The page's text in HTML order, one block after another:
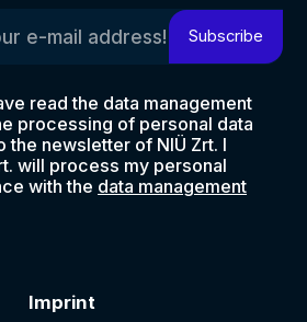
Subscribe
read the data management
processing of personal data
the newsletter of NIÜ Zrt. I
will process my personal
with the data management
Imprint